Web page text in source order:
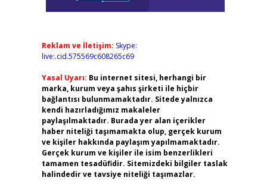
Reklam ve İletişim: Skype:
live:.cid.575569c608265c69
Yasal Uyarı: Bu internet sitesi, herhangi bir
marka, kurum veya şahıs şirketi ile hiçbir
bağlantısı bulunmamaktadır. Sitede yalnızca
kendi hazırladığımız makaleler
paylaşılmaktadır. Burada yer alan içerikler
haber niteliği taşımamakta olup, gerçek kurum
ve kişiler hakkında paylaşım yapılmamaktadır.
Gerçek kurum ve kişiler ile isim benzerlikleri
tamamen tesadüfidir. Sitemizdeki bilgiler taslak
halindedir ve tavsiye niteliği taşımazlar.